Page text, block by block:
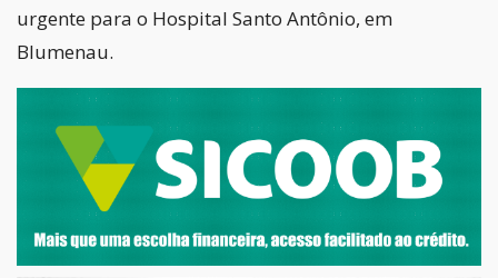
urgente para o Hospital Santo Antônio, em
Blumenau.